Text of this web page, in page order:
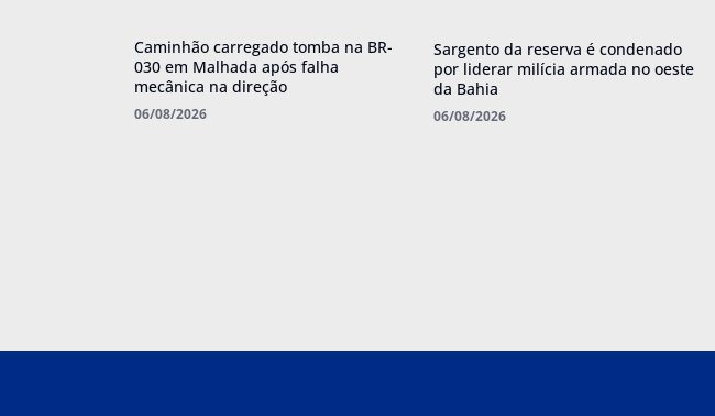
Caminhão carregado tomba na BR-
030 em Malhada após falha
mecânica na direção
06/08/2026
Sargento da reserva é condenado
por liderar milícia armada no oeste
da Bahia
06/08/2026